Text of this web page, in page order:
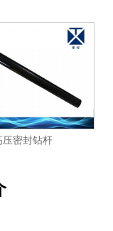
压密封钻杆